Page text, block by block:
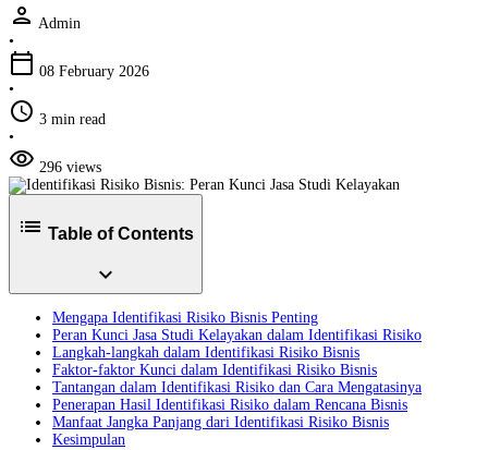
person Admin
•
calendar_today 08 February 2026
•
schedule 3 min read
•
visibility 296 views
list Table of Contents
expand_more
Mengapa Identifikasi Risiko Bisnis Penting
Peran Kunci Jasa Studi Kelayakan dalam Identifikasi Risiko
Langkah-langkah dalam Identifikasi Risiko Bisnis
Faktor-faktor Kunci dalam Identifikasi Risiko Bisnis
Tantangan dalam Identifikasi Risiko dan Cara Mengatasinya
Penerapan Hasil Identifikasi Risiko dalam Rencana Bisnis
Manfaat Jangka Panjang dari Identifikasi Risiko Bisnis
Kesimpulan